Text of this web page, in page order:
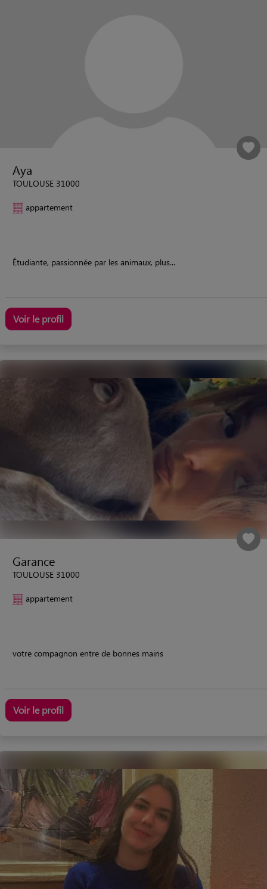
Aya
TOULOUSE 31000
appartement
Étudiante, passionnée par les animaux, plus...
Voir le profil
Garance
TOULOUSE 31000
appartement
votre compagnon entre de bonnes mains
Voir le profil